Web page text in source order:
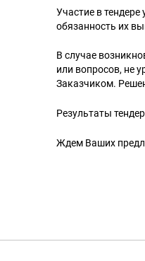
Участие в тендере
обязанность их
В случае
или вопросов, не
Заказчиком.
Результаты
Ждем Ваших